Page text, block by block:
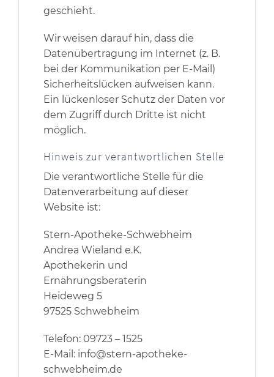
geschieht.
Wir weisen darauf hin, dass die
Datenübertragung im Internet (z. B.
bei der Kommunikation per E-Mail)
Sicherheitslücken aufweisen kann.
Ein lückenloser Schutz der Daten vor
dem Zugriff durch Dritte ist nicht
möglich.
Hinweis zur verantwortlichen Stelle
Die verantwortliche Stelle für die
Datenverarbeitung auf dieser
Website ist:
Stern-Apotheke-Schwebheim
Andrea Wieland e.K.
Apothekerin und
Ernährungsberaterin
Heideweg 5
97525 Schwebheim
Telefon: 09723 – 1525
E-Mail: info@stern-apotheke-
schwebheim.de